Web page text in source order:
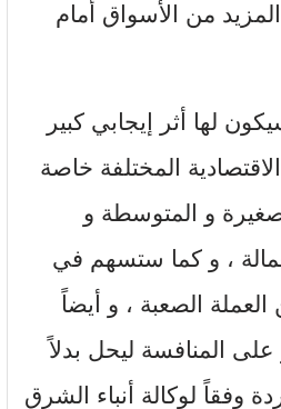
من الأسواق أمام
لها أثر إيجابي كبير
المختلفة خاصة
و المتوسطة و
، و كما ستسهم في
العملة الصعبة ، و أيضاً
المنافسة ليحل بدلاً
وفقاً لوكالة أنباء الشرق